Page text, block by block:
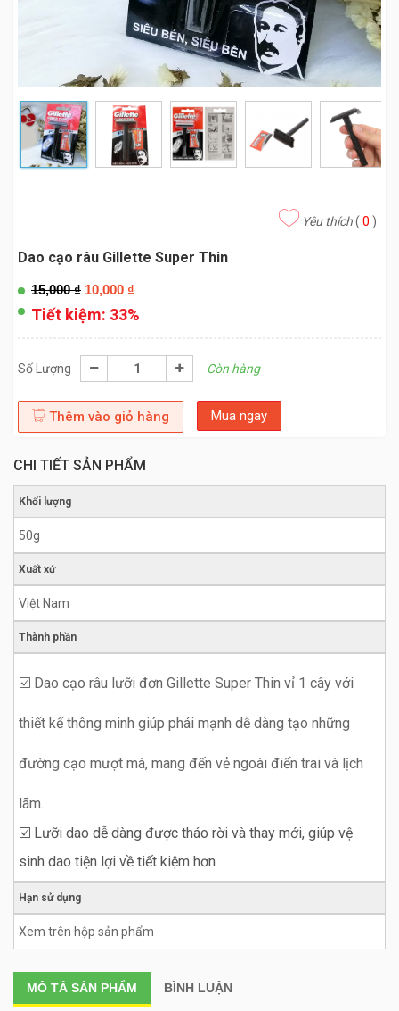
Yêu thích( 0 )
Dao cạo râu Gillette Super Thin
15,000₫ 10,000 ₫
Tiết kiệm: 33%
Số Lượng Còn hàng
Thêm vào giỏ hàng Mua ngay
CHI TIẾT SẢN PHẨM
Khối lượng
50g
Xuất xứ
Việt Nam
Thành phần
☑️ Dao cạo râu lưỡi đơn Gillette Super Thin vỉ 1 cây với
thiết kế thông minh giúp phái mạnh dễ dàng tạo những
đường cạo mượt mà, mang đến vẻ ngoài điển trai và lịch
lãm.
☑️ Lưỡi dao dễ dàng được tháo rời và thay mới, giúp vệ
sinh dao tiện lợi về tiết kiệm hơn
Hạn sử dụng
Xem trên hộp sản phẩm
MÔ TẢ SẢN PHẨM BÌNH LUẬN